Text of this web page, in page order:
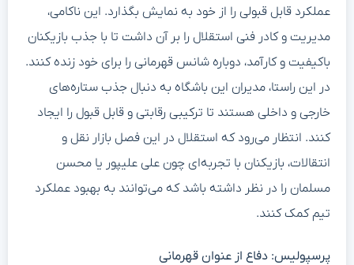
عملکرد قابل قبولی را از خود به نمایش بگذارد. این ناکامی،
مدیریت و کادر فنی استقلال را بر آن داشت تا با جذب بازیکنان
باکیفیت و کارآمد، دوباره شانس قهرمانی را برای خود زنده کنند.
در این راستا، مدیران این باشگاه به دنبال جذب ستاره‌های
خارجی و داخلی هستند تا ترکیبی رقابتی و قابل قبول را ایجاد
کنند. انتظار می‌رود که استقلال در این فصل بازار نقل و
انتقالات، بازیکنان با تجربه‌ای چون علی علیپور یا محسن
مسلمان را در نظر داشته باشد که می‌توانند به بهبود عملکرد
تیم کمک کنند.
پرسپولیس: دفاع از عنوان قهرمانی